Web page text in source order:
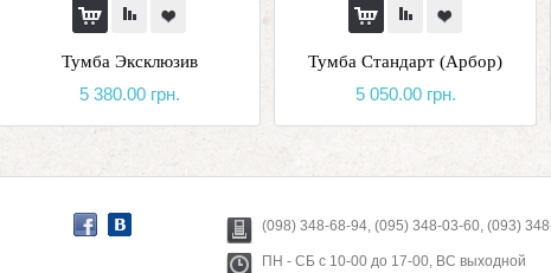
Тумба Эксклюзив
5 380.00 грн.
Тумба Стандарт (Арбор)
5 050.00 грн.
(098) 348-68-94, (095) 348-03-60, (093)
ПН - СБ с 10-00 до 17-00, ВС выходной